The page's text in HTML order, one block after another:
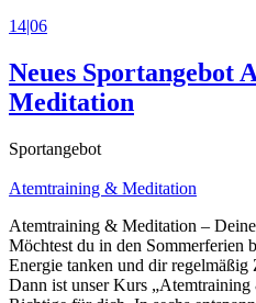
14|06
Neues Sportangebot
Meditation
Sportangebot
Atemtraining & Meditation
Atemtraining & Meditation –
Möchtest du in den Sommerferien
Energie tanken und dir regelmäßig
Dann ist unser Kurs